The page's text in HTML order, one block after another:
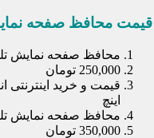
قیمت محافظ صفحه
محافظ صفحه نمایش
250,000 تومان
اینچ
محافظ صفحه نمایش
350,000 تومان